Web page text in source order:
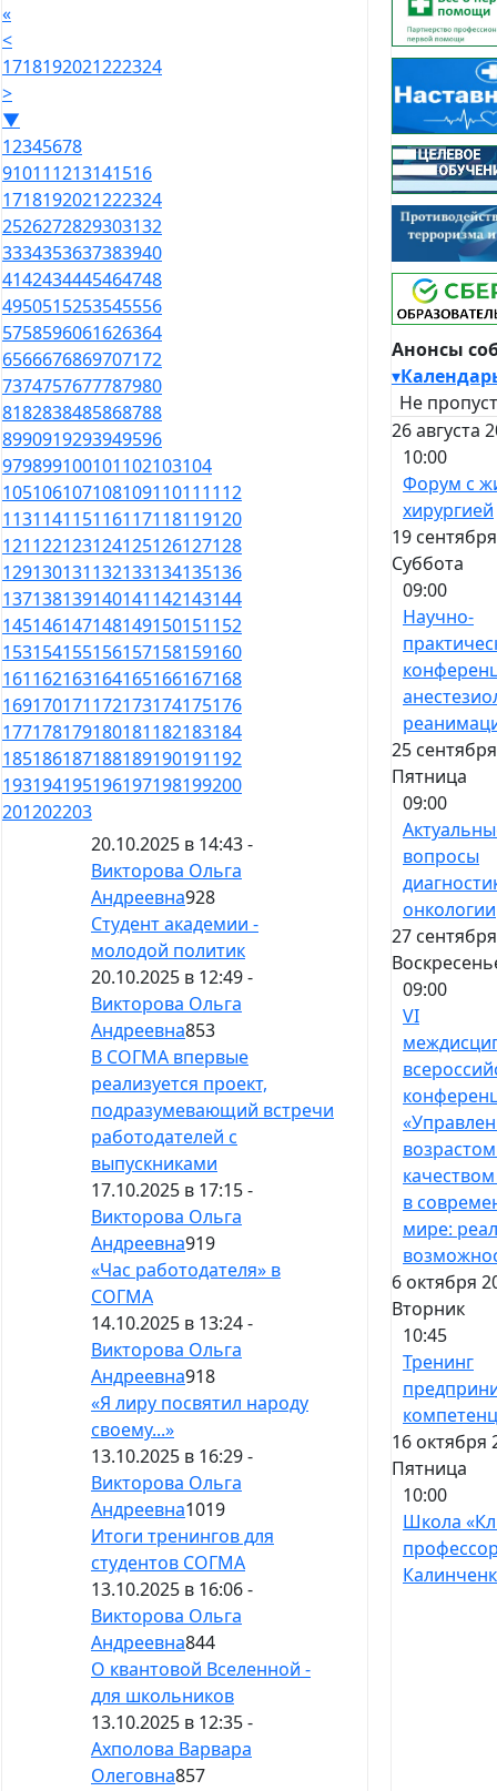
«
<
1718192021222324
>
▼
12345678
910111213141516
1718192021222324
2526272829303132
3334353637383940
4142434445464748
4950515253545556
5758596061626364
6566676869707172
7374757677787980
8182838485868788
8990919293949596
979899100101102103104
105106107108109110111112
113114115116117118119120
121122123124125126127128
129130131132133134135136
137138139140141142143144
145146147148149150151152
153154155156157158159160
161162163164165166167168
169170171172173174175176
177178179180181182183184
185186187188189190191192
193194195196197198199200
201202203
20.10.2025 в 14:43 -
Викторова Ольга
Андреевна928
Студент академии -
молодой политик
20.10.2025 в 12:49 -
Викторова Ольга
Андреевна853
В СОГМА впервые
реализуется проект,
подразумевающий встречи
работодателей с
выпускниками
17.10.2025 в 17:15 -
Викторова Ольга
Андреевна919
«Час работодателя» в
СОГМА
14.10.2025 в 13:24 -
Викторова Ольга
Андреевна918
«Я лиру посвятил народу
своему...»
13.10.2025 в 16:29 -
Викторова Ольга
Андреевна1019
Итоги тренингов для
студентов СОГМА
13.10.2025 в 16:06 -
Викторова Ольга
Андреевна844
О квантовой Вселенной -
для школьников
13.10.2025 в 12:35 -
Ахполова Варвара
Олеговна857
Анонсы
▾
Не
26 августа
10:00
Форум с
хирургией
19
Суббота
09:00
Научно-
25
Пятница
09:00
вопросы
онкологии
27
09:00
VI
в
мире:
6 октября
Вторник
10:45
Тренинг
16 октября
Пятница
10:00
Школа